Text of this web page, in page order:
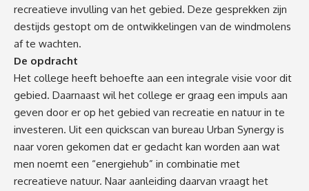
recreatieve invulling van het gebied. Deze gesprekken zijn
destijds gestopt om de ontwikkelingen van de windmolens
af te wachten.
De opdracht
Het college heeft behoefte aan een integrale visie voor dit
gebied. Daarnaast wil het college er graag een impuls aan
geven door er op het gebied van recreatie en natuur in te
investeren. Uit een quickscan van bureau Urban Synergy is
naar voren gekomen dat er gedacht kan worden aan wat
men noemt een “energiehub” in combinatie met
recreatieve natuur. Naar aanleiding daarvan vraagt het